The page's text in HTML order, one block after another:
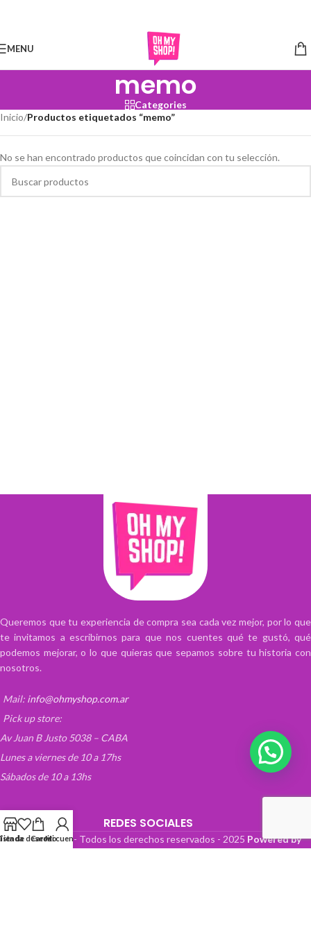
MENU
memo
Categories
Inicio/Productos etiquetados “memo”
No se han encontrado productos que coincidan con tu selección.
Queremos que tu experiencia de compra sea cada vez mejor, por lo que
te invitamos a escribirnos para que nos cuentes qué te gustó, qué
podemos mejorar, o lo que quieras que sepamos sobre tu historia con
nosotros.
Mail: info@ohmyshop.com.ar
Pick up store:
Av Juan B Justo 5038 – CABA
Lunes a viernes de 10 a 17hs
Sábados de 10 a 13hs
REDES SOCIALES
OhMyTienda! - Todos los derechos reservados - 2025 Powered by
de deseos
CarritoMi cuenta